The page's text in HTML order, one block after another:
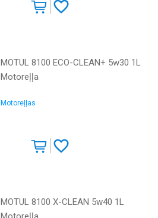
MOTUL 8100 ECO-CLEAN+ 5w30 1L
Motoreļļa
Motoreļļas
MOTUL 8100 X-CLEAN 5w40 1L